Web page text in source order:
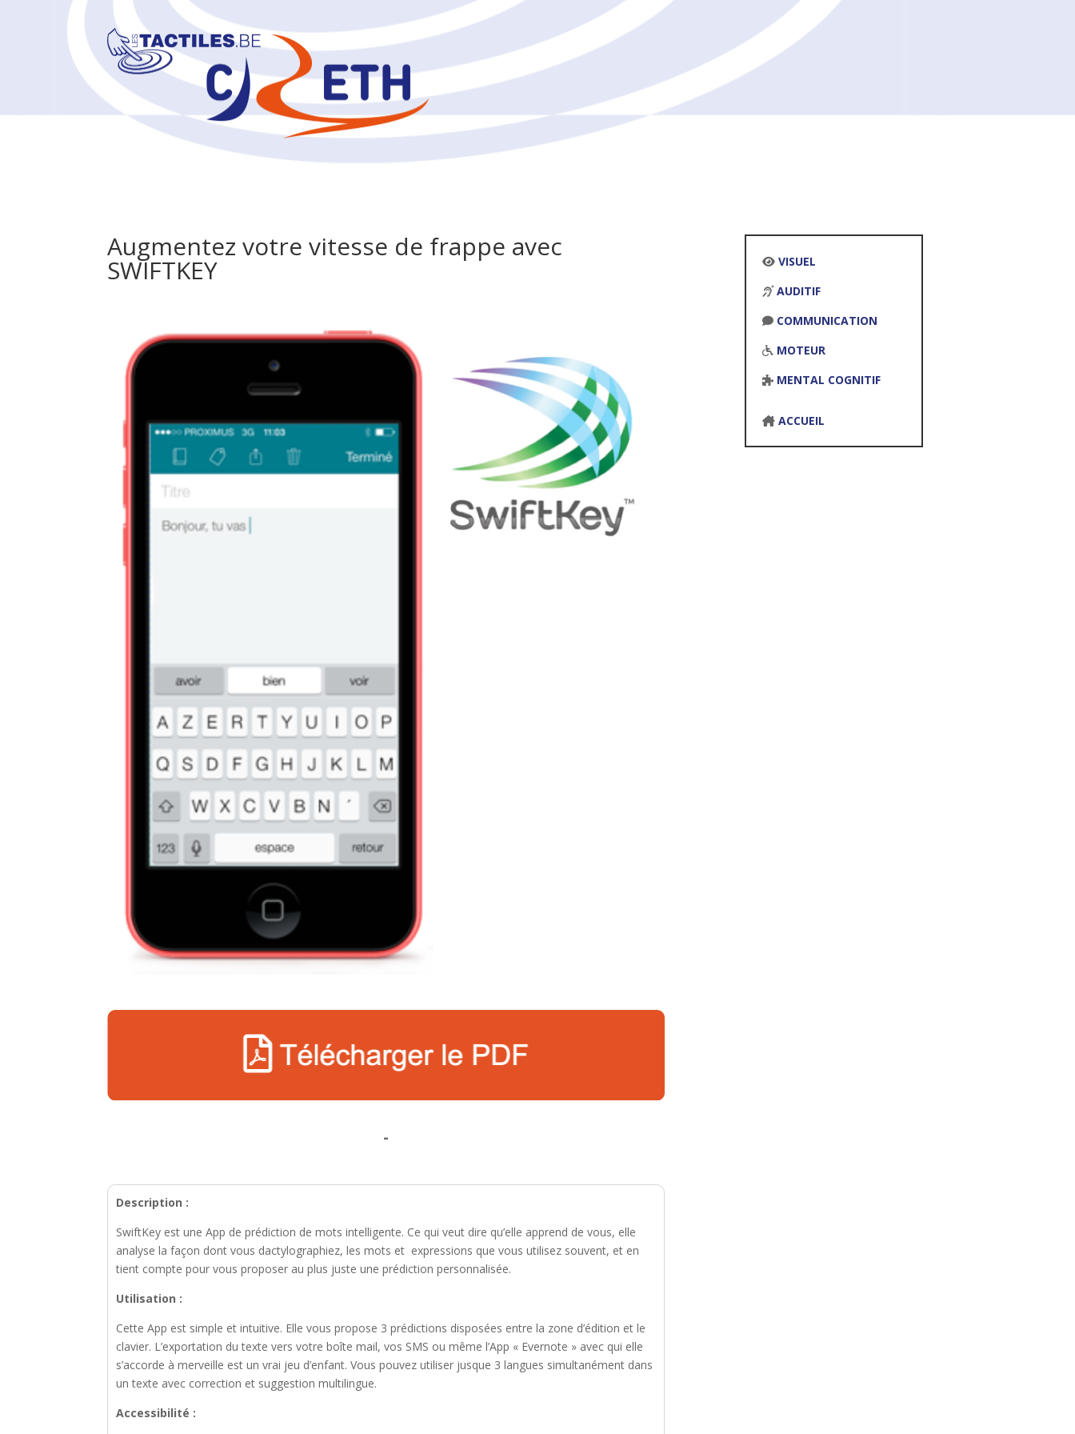
Augmentez votre vitesse de frappe avec
SWIFTKEY
VISUEL
AUDITIF
COMMUNICATION
MOTEUR
MENTAL COGNITIF
ACCUEIL
-
Description :
SwiftKey est une App de prédiction de mots intelligente. Ce qui veut dire qu’elle apprend de vous, elle
analyse la façon dont vous dactylographiez, les mots et expressions que vous utilisez souvent, et en
tient compte pour vous proposer au plus juste une prédiction personnalisée.
Utilisation :
Cette App est simple et intuitive. Elle vous propose 3 prédictions disposées entre la zone d’édition et le
clavier. L’exportation du texte vers votre boîte mail, vos SMS ou même l’App « Evernote » avec qui elle
s’accorde à merveille est un vrai jeu d’enfant. Vous pouvez utiliser jusque 3 langues simultanément dans
un texte avec correction et suggestion multilingue.
Accessibilité :